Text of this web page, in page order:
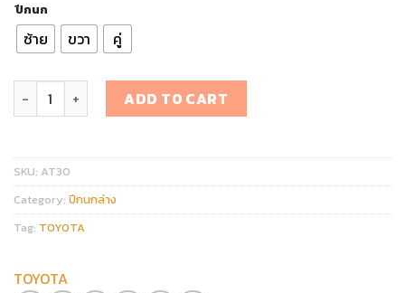
ปีกนก
ซ้าย ขวา คู่
ปีกนกล่าง TOYOTA LAND CRUISER PRADO J150 / J120 quantity
ADD TO CART
SKU: AT30
Category: ปีกนกล่าง
Tag: TOYOTA
TOYOTA